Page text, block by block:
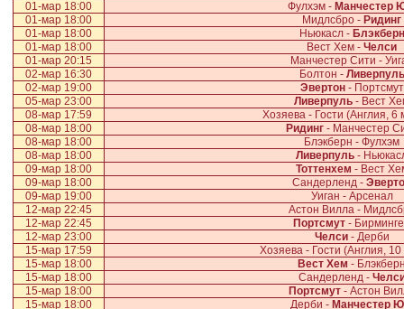
01-мар 18:00
Фулхэм - Манчестер
01-мар 18:00
Мидлсбро - Ридинг
01-мар 18:00
Ньюкасл - Блэкберн
01-мар 18:00
Вест Хем - Челси
01-мар 20:15
Манчестер Сити -
02-мар 16:30
Болтон - Ливерпуль
02-мар 19:00
Эвертон- Портсмут
05-мар 23:00
Ливерпуль - Вест
08-мар 17:59
Хозяева - Гости (Англия, 6
08-мар 18:00
Ридинг- Манчестер
08-мар 18:00
Блэкберн - Фулхэм
08-мар 18:00
Ливерпуль -
09-мар 18:00
Тоттенхем - Вест
09-мар 18:00
Сандерленд -
09-мар 19:00
Уиган - Арсенал
12-мар 22:45
Астон Вилла -
12-мар 22:45
Портсмут-
12-мар 23:00
Челси- Дерби
15-мар 17:59
Хозяева - Гости (Англия,
15-мар 18:00
Вест Хем -
15-мар 18:00
Сандерленд -
15-мар 18:00
Портсмут- Астон
15-мар 18:00
Дерби - Манчестер